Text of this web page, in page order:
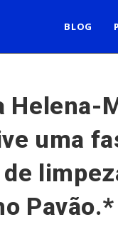
BLOG
Helena-
uma